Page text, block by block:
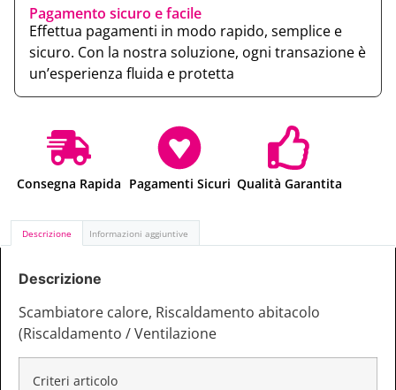
Pagamento sicuro e facile
Effettua pagamenti in modo rapido, semplice e
sicuro. Con la nostra soluzione, ogni transazione è
un’esperienza fluida e protetta
Consegna Rapida Pagamenti Sicuri Qualità Garantita
Descrizione Informazioni aggiuntive
Descrizione
Scambiatore calore, Riscaldamento abitacolo
(Riscaldamento / Ventilazione
Criteri articolo